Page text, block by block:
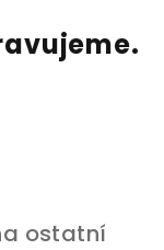
ostatní